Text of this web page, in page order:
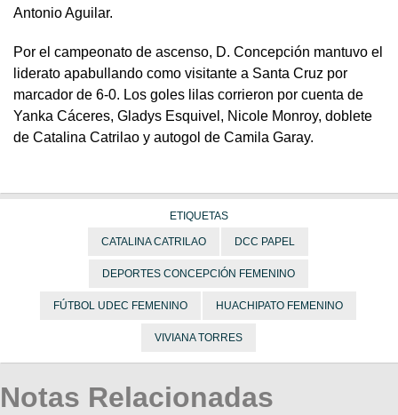
Antonio Aguilar.
Por el campeonato de ascenso, D. Concepción mantuvo el
liderato apabullando como visitante a Santa Cruz por
marcador de 6-0. Los goles lilas corrieron por cuenta de
Yanka Cáceres, Gladys Esquivel, Nicole Monroy, doblete
de Catalina Catrilao y autogol de Camila Garay.
ETIQUETAS
CATALINA CATRILAO DCC PAPEL
DEPORTES CONCEPCIÓN FEMENINO
FÚTBOL UDEC FEMENINO HUACHIPATO FEMENINO
VIVIANA TORRES
Notas Relacionadas